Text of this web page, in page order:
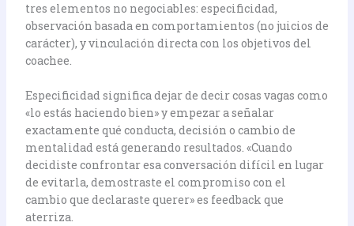
tres elementos no negociables: especificidad,
observación basada en comportamientos (no juicios de
carácter), y vinculación directa con los objetivos del
coachee.
Especificidad significa dejar de decir cosas vagas como
«lo estás haciendo bien» y empezar a señalar
exactamente qué conducta, decisión o cambio de
mentalidad está generando resultados. «Cuando
decidiste confrontar esa conversación difícil en lugar
de evitarla, demostraste el compromiso con el
cambio que declaraste querer» es feedback que
aterriza.